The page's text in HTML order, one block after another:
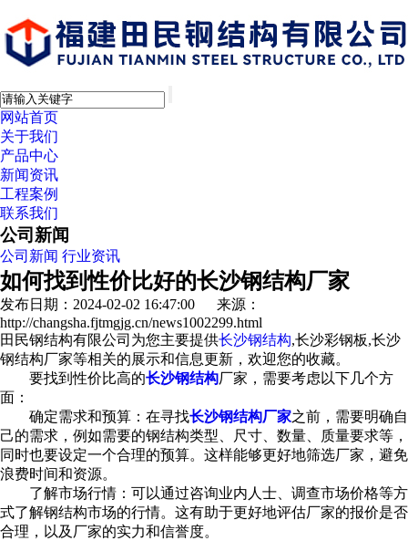
网站首页
关于我们
产品中心
新闻资讯
工程案例
联系我们
公司新闻
公司新闻 行业资讯
如何找到性价比好的长沙钢结构厂家
发布日期：2024-02-02 16:47:00 来源：
http://changsha.fjtmgjg.cn/news1002299.html
田民钢结构有限公司为您主要提供长沙钢结构,长沙彩钢板,长沙
钢结构厂家等相关的展示和信息更新，欢迎您的收藏。
要找到性价比高的长沙钢结构厂家，需要考虑以下几个方
面：
确定需求和预算：在寻找长沙钢结构厂家之前，需要明确自
己的需求，例如需要的钢结构类型、尺寸、数量、质量要求等，
同时也要设定一个合理的预算。这样能够更好地筛选厂家，避免
浪费时间和资源。
了解市场行情：可以通过咨询业内人士、调查市场价格等方
式了解钢结构市场的行情。这有助于更好地评估厂家的报价是否
合理，以及厂家的实力和信誉度。